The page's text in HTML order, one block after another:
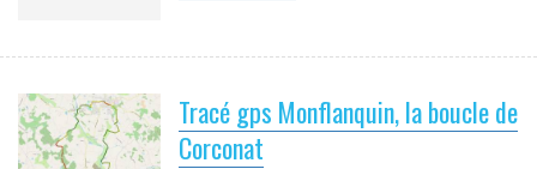
Tracé gps Monflanquin, la boucle de
Corconat